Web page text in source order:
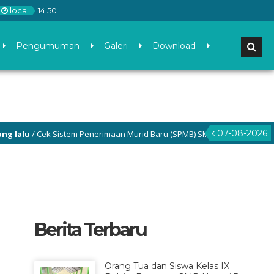
local 14:50
Pengumuman Galeri Download
07-08-2026
/ Cek Sistem Penerimaan Murid Baru (SPMB) SMP Negeri 3 Gamping
Berita Terbaru
Orang Tua dan Siswa Kelas IX